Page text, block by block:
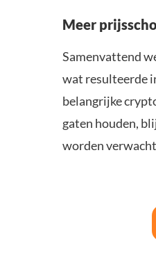
Meer
Samenvattend
wat resulteerde
belangrijke
gaten houden,
worden